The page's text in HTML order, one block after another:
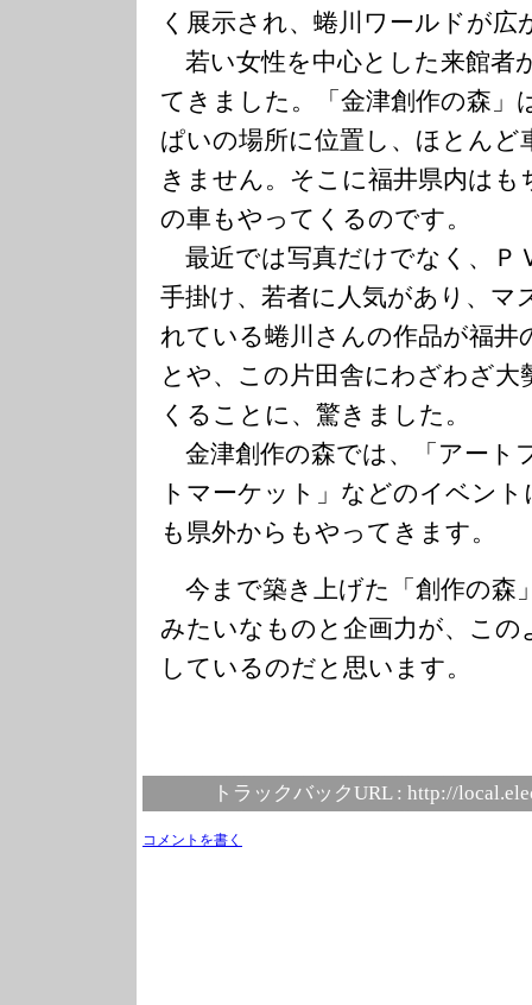
く展示され、蜷川ワールドが広
若い女性を中心とした来館者
てきました。「金津創作の森」
ぱいの場所に位置し、ほとん
きません。そこに福井県内は
の車もやってくるのです。
最近では写真だけでなく、Ｐ
手掛け、若者に人気があり、マ
れている蜷川さんの作品が福井
とや、この片田舎にわざわざ
くることに、驚きました。
金津創作の森では、「アート
トマーケット」などのイベン
も県外からもやってきます。
今まで築き上げた「創作の森
みたいなものと企画力が、こ
しているのだと思います。
トラックバックURL : http://
コメントを書く